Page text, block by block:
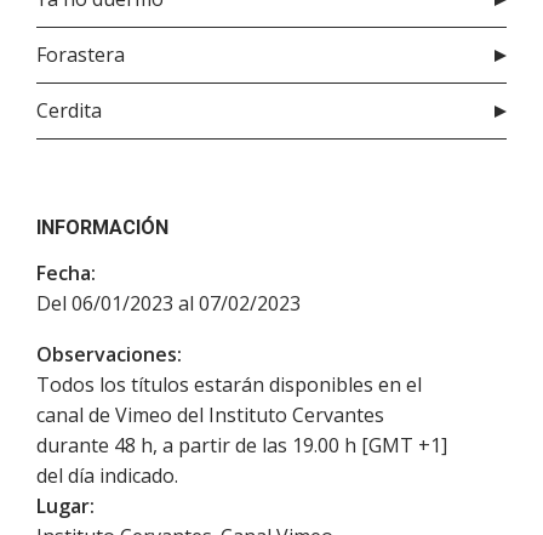
Forastera
Cerdita
INFORMACIÓN
Fecha:
Del 06/01/2023 al 07/02/2023
Observaciones:
Todos los títulos estarán disponibles en el
canal de Vimeo del Instituto Cervantes
durante 48 h, a partir de las 19.00 h [GMT +1]
del día indicado.
Lugar: